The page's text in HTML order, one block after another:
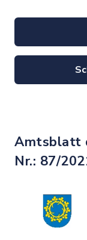
Amtsblatt
Nr.: 87/